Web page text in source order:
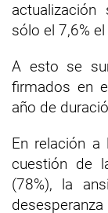
sólo el 7,6%
A esto se
firmados en
año de
En relación a
cuestión de
(78%), la